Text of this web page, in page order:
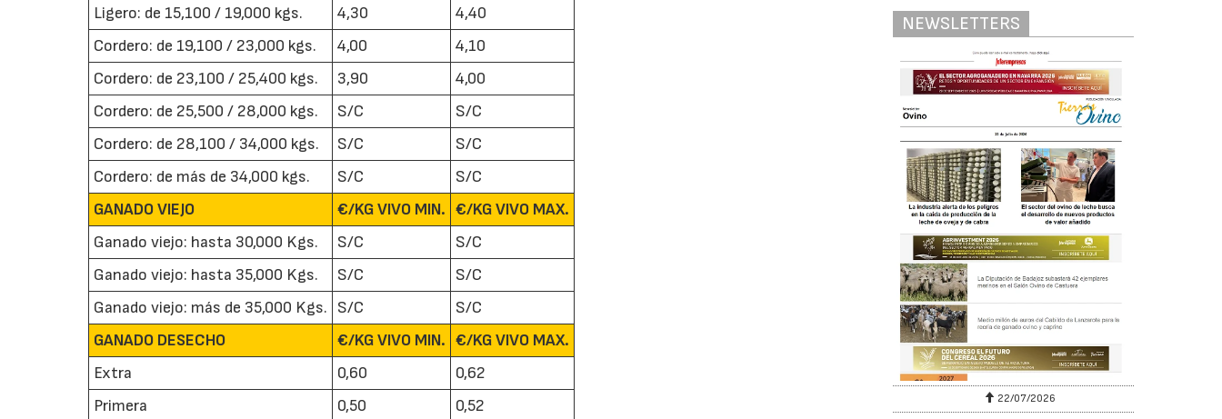
Ligero: de 15,100 / 19,000 kgs.
4,30
4,40
Cordero: de 19,100 / 23,000 kgs.
4,00
4,10
Cordero: de 23,100 / 25,400 kgs.
3,90
4,00
Cordero: de 25,500 / 28,000 kgs.
S/C
S/C
Cordero: de 28,100 / 34,000 kgs.
S/C
S/C
Cordero: de más de 34,000 kgs.
S/C
S/C
GANADO VIEJO
€/KG VIVO MIN. €/KG VIVO MAX.
Ganado viejo: hasta 30,000 Kgs.
S/C
S/C
Ganado viejo: hasta 35,000 Kgs.
S/C
S/C
Ganado viejo: más de 35,000 Kgs.
S/C
S/C
GANADO DESECHO
€/KG VIVO MIN. €/KG VIVO MAX.
Extra
0,60
0,62
Primera
0,50
0,52
NEWSLETTERS
22/07/2026